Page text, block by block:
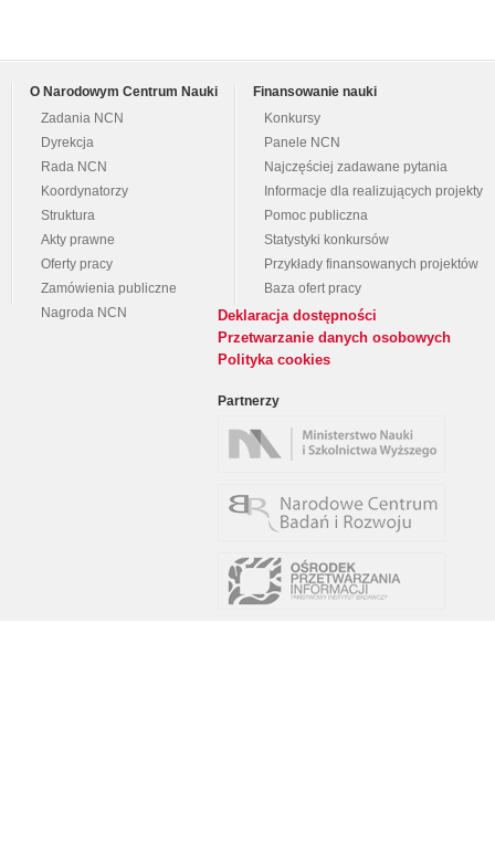
O Narodowym Centrum Nauki
Zadania NCN
Dyrekcja
Rada NCN
Koordynatorzy
Struktura
Akty prawne
Oferty pracy
Zamówienia publiczne
Nagroda NCN
Finansowanie nauki
Konkursy
Panele NCN
Najczęściej zadawane pytania
Informacje dla realizujących projekty
Pomoc publiczna
Statystyki konkursów
Przykłady finansowanych projektów
Baza ofert pracy
Deklaracja dostępności
Przetwarzanie danych osobowych
Polityka cookies
Partnerzy